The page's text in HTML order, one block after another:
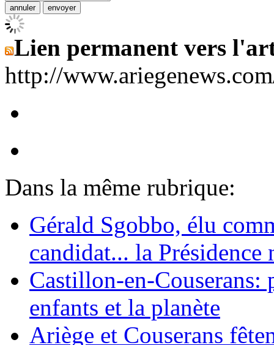
Lien permanent vers
http://
Dans la même rubrique:
Gérald Sgobbo, élu
candidat... la Présidence
Castillon-en-Couserans:
enfants et la planète
Ariège et Couserans